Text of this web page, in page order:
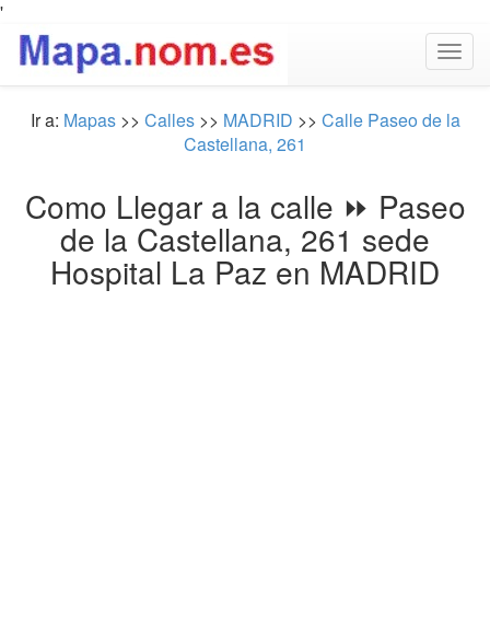
'
Ir a: Mapas >> Calles >> MADRID >> Calle Paseo de la
Castellana, 261
Como Llegar a la calle ⏩ Paseo
de la Castellana, 261 sede
Hospital La Paz en MADRID